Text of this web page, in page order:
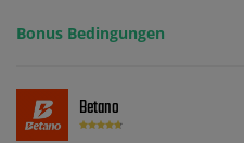
Bedingungen können geändert
Suchtrisiken: buwei.de.
Bonus Bedingungen
Betano